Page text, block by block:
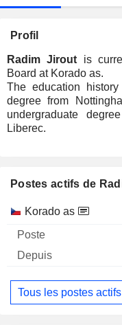
Profil
Radim Jirout is
Board at Korado as.
The education
degree from
undergraduate
Liberec.
Postes actifs de
Sociétés Poste
Korado as
Tous les postes